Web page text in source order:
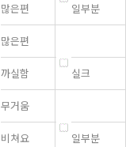
많은편 일부분
많은편
까실함 실크
무거움
비쳐요 일부분